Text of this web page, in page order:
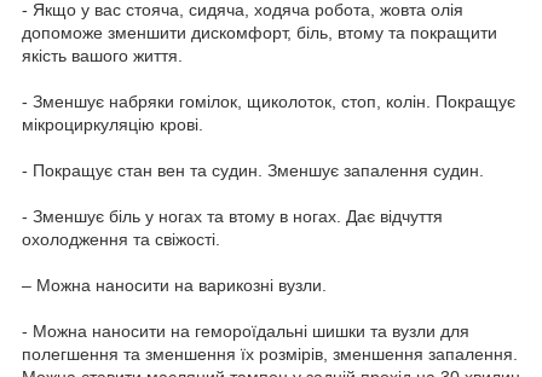
- Якщо у вас стояча, сидяча, ходяча робота, жовта олія
допоможе зменшити дискомфорт, біль, втому та покращити
якість вашого життя.
- Зменшує набряки гомілок, щиколоток, стоп, колін. Покращує
мікроциркуляцію крові.
- Покращує стан вен та судин. Зменшує запалення судин.
- Зменшує біль у ногах та втому в ногах. Дає відчуття
охолодження та свіжості.
– Можна наносити на варикозні вузли.
- Можна наносити на гемороїдальні шишки та вузли для
полегшення та зменшення їх розмірів, зменшення запалення.